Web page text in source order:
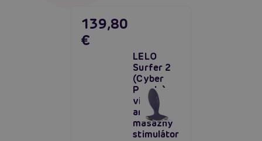
LELO
Surfer 2
(Cyber
Purple),
vibračný
análny
masážny
stimulátor
139,80
€